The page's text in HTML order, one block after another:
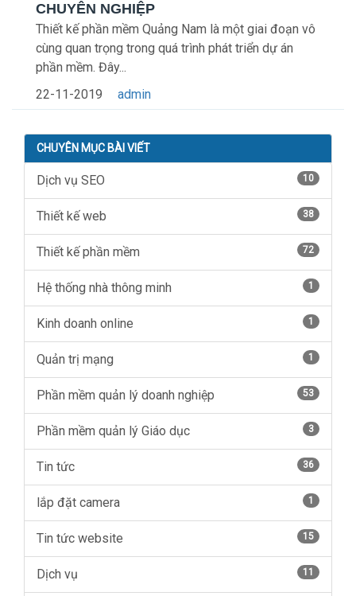
CHUYÊN NGHIỆP
Thiết kế phần mềm Quảng Nam là một giai đoạn vô
cùng quan trọng trong quá trình phát triển dự án
phần mềm. Đây...
22-11-2019
admin
CHUYÊN MỤC BÀI VIẾT
Dịch vụ SEO 10
Thiết kế web 38
Thiết kế phần mềm 72
Hệ thống nhà thông minh 1
Kinh doanh online 1
Quản trị mạng 1
Phần mềm quản lý doanh nghiệp 53
Phần mềm quản lý Giáo dục 3
Tin tức 36
lắp đặt camera 1
Tin tức website 15
Dịch vụ 11